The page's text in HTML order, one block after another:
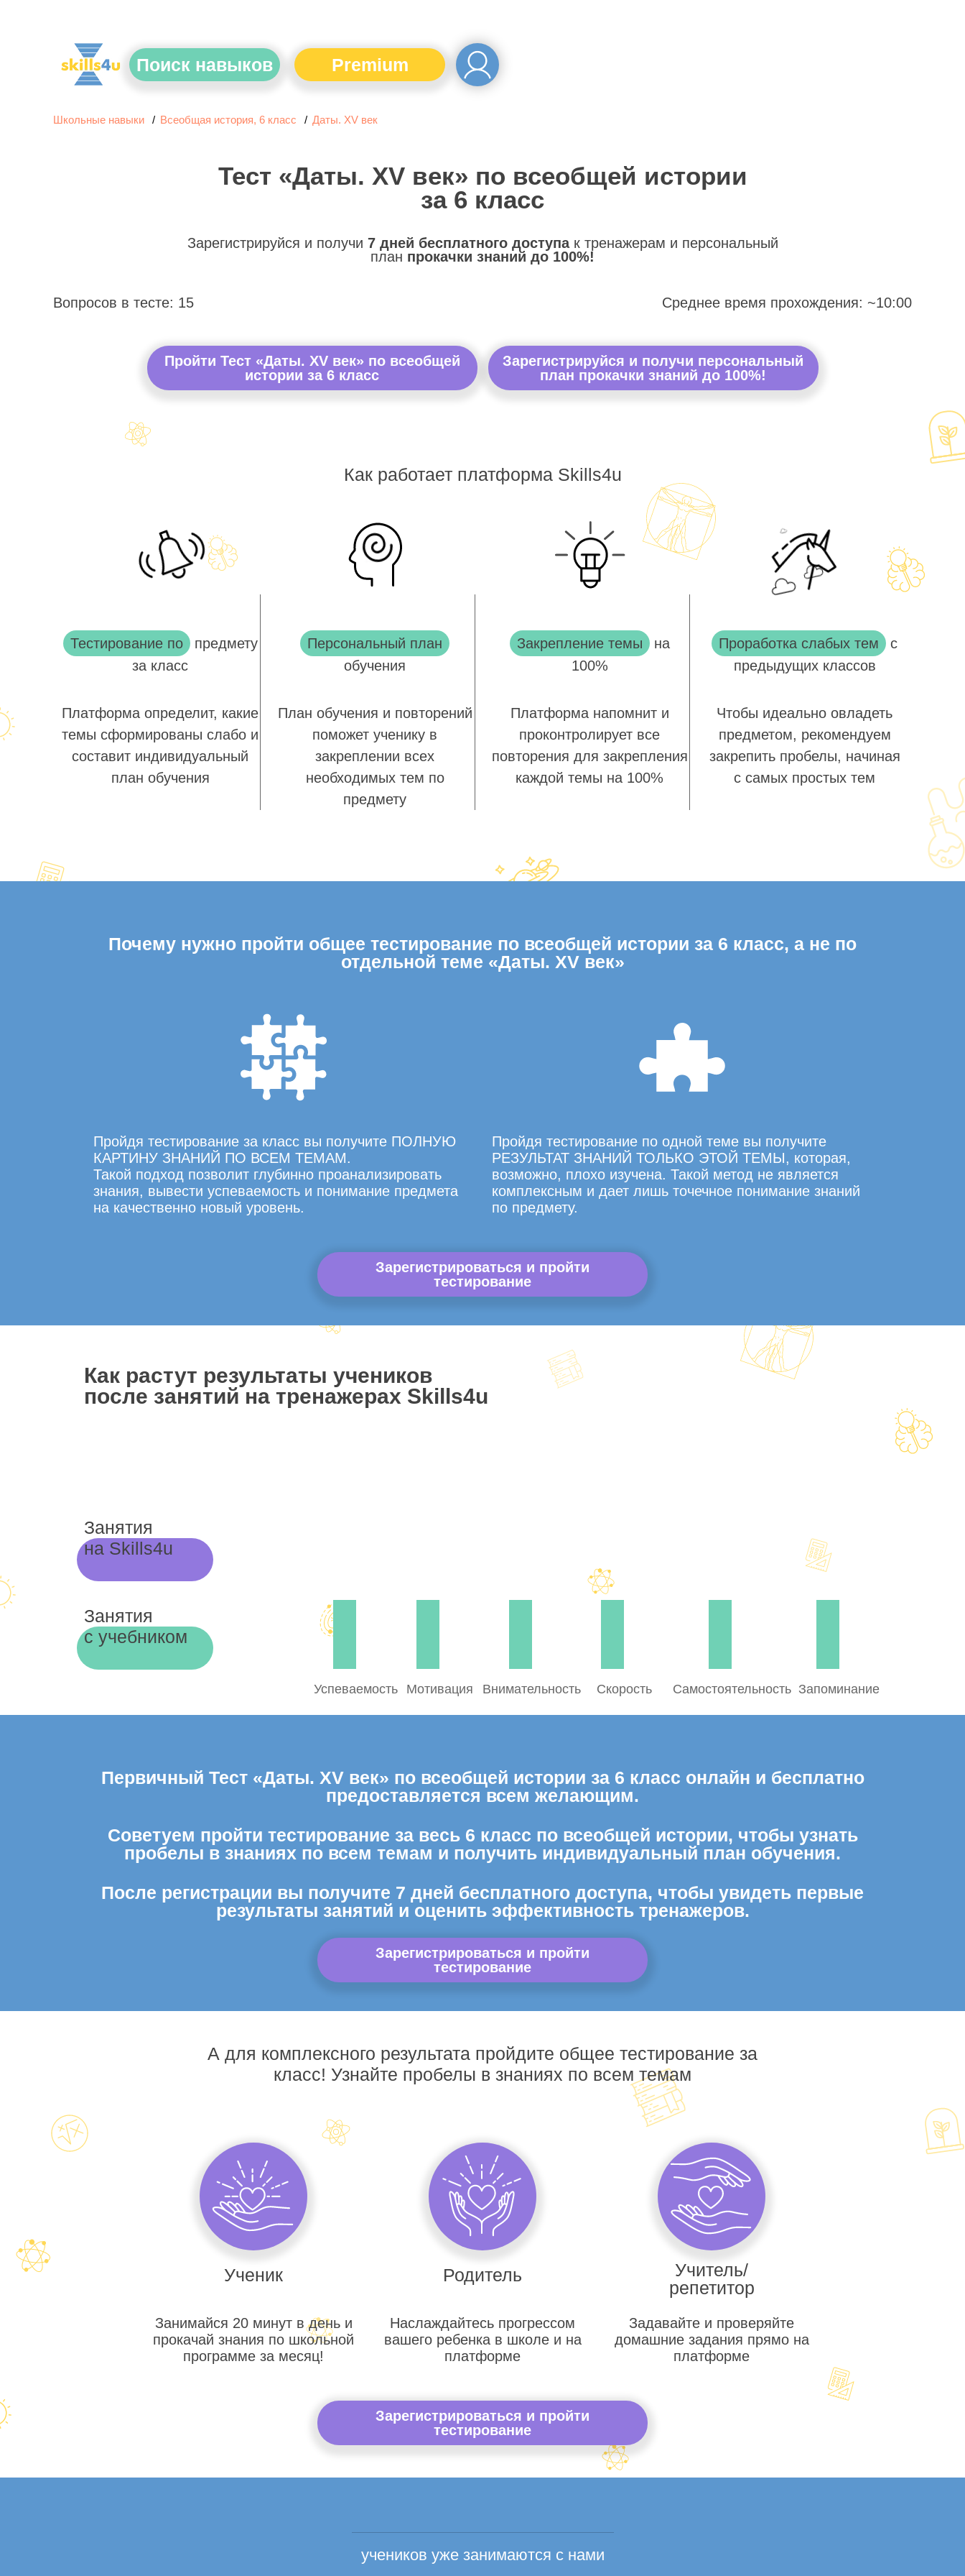
Поиск навыков Premium
Школьные навыки Всеобщая история, 6 класс Даты. XV век
Тест «Даты. XV век» по всеобщей истории
за 6 класс
Зарегистрируйся и получи 7 дней бесплатного доступак тренажерам и персональный
план прокачки знаний до 100%!
Вопросов в тесте: 15 Среднее время прохождения: ~10:00
Пройти Тест «Даты. XV век» по всеобщей
истории за 6 класс
Зарегистрируйся и получи персональный
план прокачки знаний до 100%!
Как работает платформа Skills4u
Тестирование по предмету
за класс
Платформа определит, какие
темы сформированы слабо и
составит индивидуальный
план обучения
Персональный план
обучения
План обучения и повторений
поможет ученику в
закреплении всех
необходимых тем по
предмету
Закрепление темы на
100%
Платформа напомнит и
проконтролирует все
повторения для закрепления
каждой темы на 100%
Проработка слабых тем
с
предыдущих классов
Чтобы идеально овладеть
предметом, рекомендуем
закрепить пробелы, начиная
с самых простых тем
Почему нужно пройти общее тестирование по всеобщей истории за 6 класс, а не по
отдельной теме «Даты. XV век»
Пройдя тестирование за класс вы получите ПОЛНУЮ
КАРТИНУ ЗНАНИЙ ПО ВСЕМ ТЕМАМ.
Такой подход позволит глубинно проанализировать
знания, вывести успеваемость и понимание предмета
на качественно новый уровень.
Пройдя тестирование по одной теме вы получите
РЕЗУЛЬТАТ ЗНАНИЙ ТОЛЬКО ЭТОЙ ТЕМЫ, которая,
возможно, плохо изучена. Такой метод не является
комплексным и дает лишь точечное понимание знаний
по предмету.
Зарегистрироваться и пройти
тестирование
Как растут результаты учеников
после занятий на тренажерах Skills4u
Занятия
на Skills4u
Занятия
с учебником
Успеваемость Мотивация Внимательность Скорость Самостоятельность Запоминание
Первичный Тест «Даты. XV век» по всеобщей истории за 6 класс онлайн и бесплатно
предоставляется всем желающим.
Советуем пройти тестирование за весь 6 класс по всеобщей истории, чтобы узнать
пробелы в знаниях по всем темам и получить индивидуальный план обучения.
После регистрации вы получите 7 дней бесплатного доступа, чтобы увидеть первые
результаты занятий и оценить эффективность тренажеров.
Зарегистрироваться и пройти
тестирование
А для комплексного результата пройдите общее тестирование за
класс! Узнайте пробелы в знаниях по всем темам
Ученик
Занимайся 20 минут в день и
прокачай знания по школьной
программе за месяц!
Родитель
Наслаждайтесь прогрессом
вашего ребенка в школе и на
платформе
Учитель/
репетитор
Задавайте и проверяйте
домашние задания прямо на
платформе
Зарегистрироваться и пройти
тестирование
учеников уже занимаются с нами